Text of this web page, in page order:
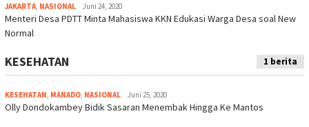
JAKARTA NASIONAL Juni 24, 2020
Menteri Desa PDTT Minta Mahasiswa KKN Edukasi Warga Desa soal New
Normal
KESEHATAN 1 berita
KESEHATAN, MANADO, NASIONAL Juni 25, 2020
Olly Dondokambey Bidik Sasaran Menembak Hingga Ke Mantos